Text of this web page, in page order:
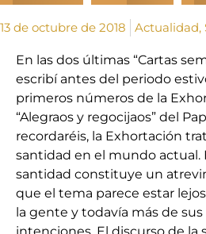
13 de octubre de 2018 Actualidad,
En las dos últimas “Cartas
escribí antes del periodo
primeros números de la
“Alegraos y regocijaos” del
recordaréis, la Exhortación
santidad en el mundo actual.
santidad constituye un
que el tema parece estar
la gente y todavía más de